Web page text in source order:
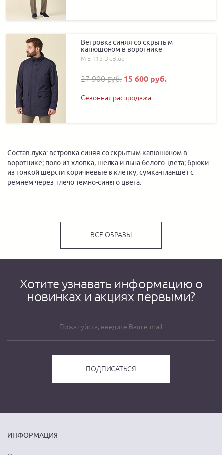
Ветровка синяя со скрытым
капюшоном в воротнике
M-E-115 Dk.Blue
27 900 руб. 15 600 руб.
Сезонная распродажа
Состав лука: ветровка синяя со скрытым капюшоном в
воротнике; поло из хлопка, шелка и льна белого цвета; брюки
из тонкой шерсти коричневые в клетку; сумка-планшет с
ремнем через плечо темно-синего цвета.
ВСЕ ОБРАЗЫ
Хотите узнавать информацию о
новинках и акциях первыми?
ИНФОРМАЦИЯ